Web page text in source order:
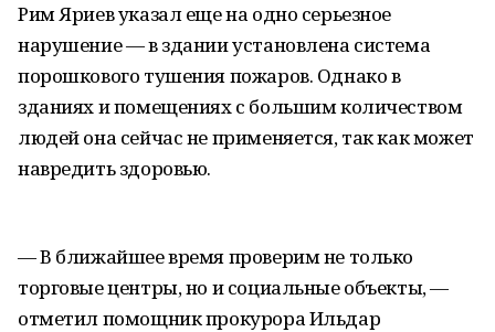
Рим Яриев указал еще на одно серьезное
нарушение — в здании установлена система
порошкового тушения пожаров. Однако в
зданиях и помещениях с большим количеством
людей она сейчас не применяется, так как может
навредить здоровью.
— В ближайшее время проверим не только
торговые центры, но и социальные объекты, —
отметил помощник прокурора Ильдар